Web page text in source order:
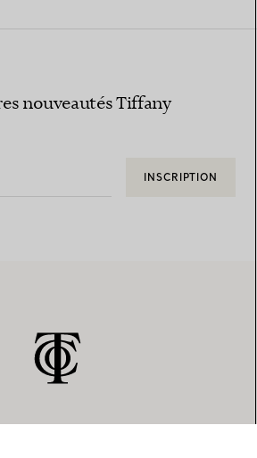
nouveautés Tiffany
INSCRIPTION